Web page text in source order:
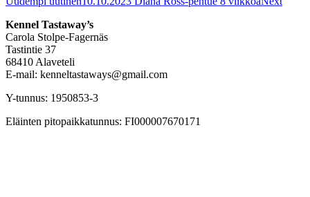
Kennel Tastaway’s
Carola Stolpe-Fagernäs
Tastintie 37
68410 Alaveteli
E-mail: kenneltastaways@gmail.com
Y-tunnus: 1950853-3
Eläinten pitopaikkatunnus: FI000007670171